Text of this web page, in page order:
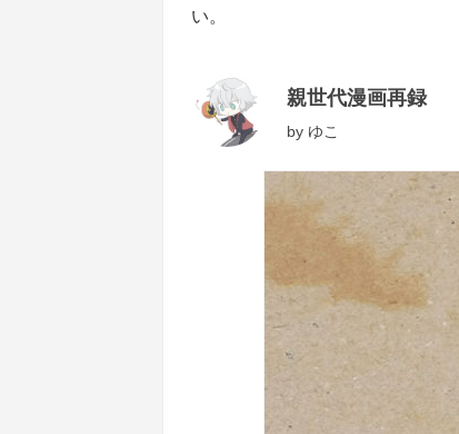
い。
親世代漫画再録
by ゆこ